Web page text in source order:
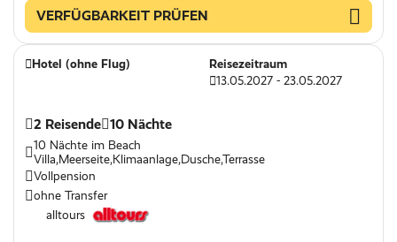
VERFÜGBARKEIT PRÜFEN
Hotel (ohne Flug)
Reisezeitraum
13.05.2027 - 23.05.2027
2 Reisende 10 Nächte
10 Nächte im Beach
Villa,Meerseite,Klimaanlage,Dusche,Terrasse
Vollpension
ohne Transfer
alltours